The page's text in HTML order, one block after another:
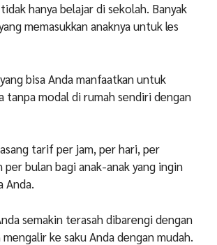
hanya belajar di sekolah. Banyak
memasukkan anaknya untuk les
bisa Anda manfaatkan untuk
tanpa modal di rumah sendiri dengan
tarif per jam, per hari, per
per bulan bagi anak-anak yang ingin
Anda.
semakin terasah dibarengi dengan
mengalir ke saku Anda dengan mudah.